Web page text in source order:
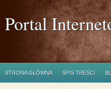
Portal
STRONA GŁÓWNA SPIS TREŚCI